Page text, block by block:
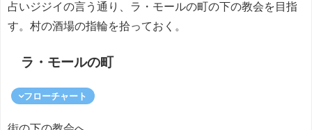
占いジジイの言う通り、ラ・モールの町の下の教会を目指
す。村の酒場の指輪を拾っておく。
ラ・モールの町
フローチャート
街の下の教会へ